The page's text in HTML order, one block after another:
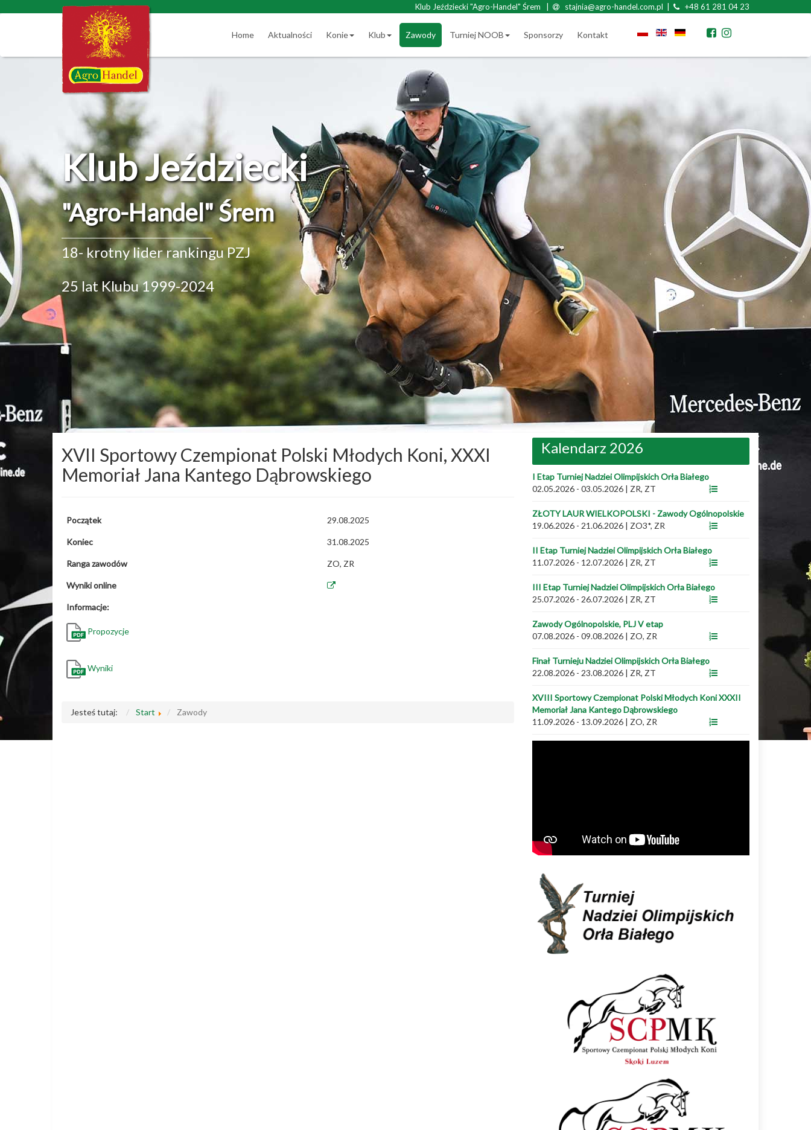
Klub Jeździecki "Agro-Handel" Śrem stajnia@agro-handel.com.pl | +48 61 281 04 23
Home Aktualności Konie Klub Zawody Turniej NOOB Sponsorzy Kontakt
Klub Jeździecki
"Agro-Handel" Śrem
18- krotny lider rankingu PZJ
25 lat Klubu 1999-2024
XVII Sportowy Czempionat Polski Młodych Koni, XXXI
Memoriał Jana Kantego Dąbrowskiego
Początek 29.08.2025
Koniec 31.08.2025
Ranga zawodów ZO, ZR
Wyniki online
Informacje:
Propozycje
Wyniki
Jesteś tutaj: Start Zawody
Kalendarz 2026
I Etap Turniej Nadziei Olimpijskich Orła Białego
02.05.2026 - 03.05.2026 | ZR, ZT
ZŁOTY LAUR WIELKOPOLSKI - Zawody Ogólnopolskie
19.06.2026 - 21.06.2026 | ZO3*, ZR
II Etap Turniej Nadziei Olimpijskich Orła Białego
11.07.2026 - 12.07.2026 | ZR, ZT
III Etap Turniej Nadziei Olimpijskich Orła Białego
25.07.2026 - 26.07.2026 | ZR, ZT
Zawody Ogólnopolskie, PLJ V etap
07.08.2026 - 09.08.2026 | ZO, ZR
Finał Turnieju Nadziei Olimpijskich Orła Białego
22.08.2026 - 23.08.2026 | ZR, ZT
XVIII Sportowy Czempionat Polski Młodych Koni XXXII
Memoriał Jana Kantego Dąbrowskiego
11.09.2026 - 13.09.2026 | ZO, ZR